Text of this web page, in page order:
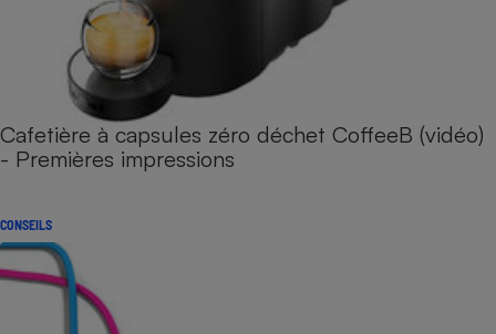
Cafetière à capsules zéro déchet CoffeeB (vidéo)
- Premières impressions
CONSEILS